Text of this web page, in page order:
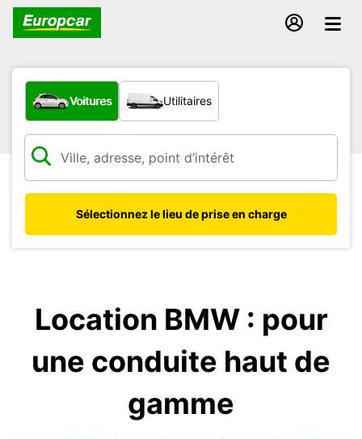
Quel type de véhicule ?
Voitures Utilitaires
Sélectionnez le lieu de prise en charge
Location BMW : pour
une conduite haut de
gamme